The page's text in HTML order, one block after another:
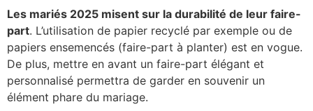
Les mariés 2025 misent sur la durabilité de leur faire-
part. L’utilisation de papier recyclé par exemple ou de
papiers ensemencés (faire-part à planter) est en vogue.
De plus, mettre en avant un faire-part élégant et
personnalisé permettra de garder en souvenir un
élément phare du mariage.